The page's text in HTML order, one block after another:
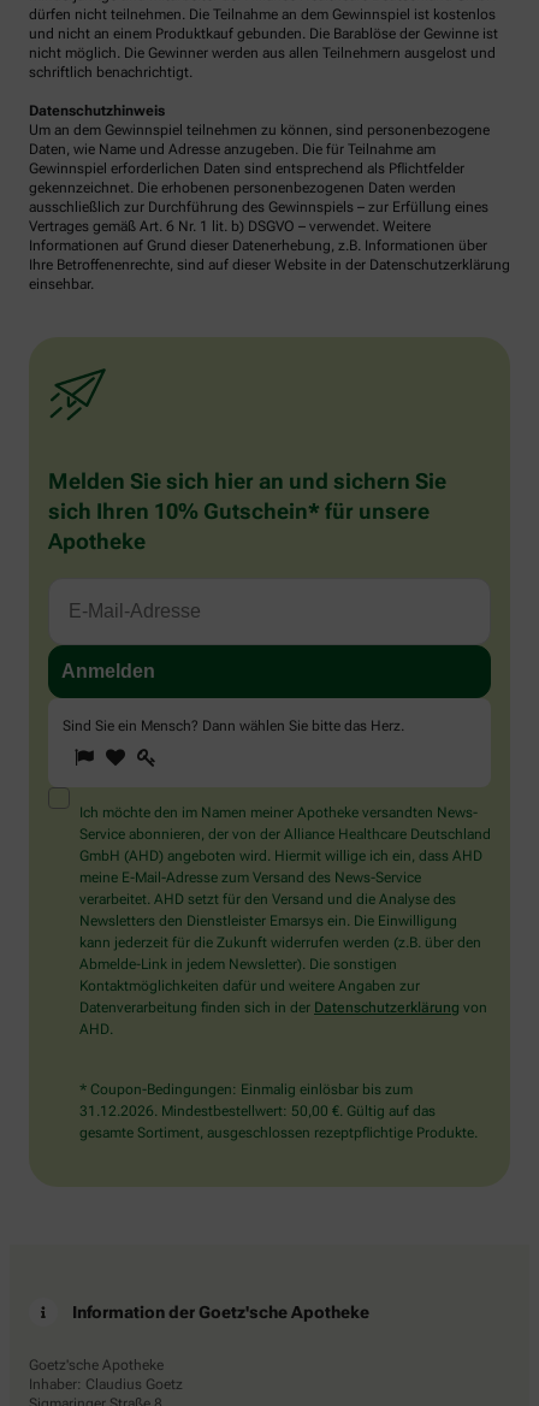
dürfen nicht teilnehmen. Die Teilnahme an dem Gewinnspiel ist kostenlos
und nicht an einem Produktkauf gebunden. Die Barablöse der Gewinne ist
nicht möglich. Die Gewinner werden aus allen Teilnehmern ausgelost und
schriftlich benachrichtigt.
Datenschutzhinweis
Um an dem Gewinnspiel teilnehmen zu können, sind personenbezogene
Daten, wie Name und Adresse anzugeben. Die für Teilnahme am
Gewinnspiel erforderlichen Daten sind entsprechend als Pflichtfelder
gekennzeichnet. Die erhobenen personenbezogenen Daten werden
ausschließlich zur Durchführung des Gewinnspiels – zur Erfüllung eines
Vertrages gemäß Art. 6 Nr. 1 lit. b) DSGVO – verwendet. Weitere
Informationen auf Grund dieser Datenerhebung, z.B. Informationen über
Ihre Betroffenenrechte, sind auf dieser Website in der Datenschutzerklärung
einsehbar.
Melden Sie sich hier an und sichern Sie
sich Ihren 10% Gutschein* für unsere
Apotheke
Sind Sie ein Mensch? Dann wählen Sie bitte das Herz.
Sind
Sie
ein
Mensch?
Dann
wählen
Sie
bitte
das
Herz.
1 2
Ich möchte den im Namen meiner Apotheke versandten News-
Service abonnieren, der von der Alliance Healthcare Deutschland
GmbH (AHD) angeboten wird. Hiermit willige ich ein, dass AHD
meine E-Mail-Adresse zum Versand des News-Service
verarbeitet. AHD setzt für den Versand und die Analyse des
Newsletters den Dienstleister Emarsys ein. Die Einwilligung
kann jederzeit für die Zukunft widerrufen werden (z.B. über den
Abmelde-Link in jedem Newsletter). Die sonstigen
Kontaktmöglichkeiten dafür und weitere Angaben zur
Datenverarbeitung finden sich in der Datenschutzerklärung von
AHD.
* Coupon-Bedingungen: Einmalig einlösbar bis zum
31.12.2026. Mindestbestellwert: 50,00 €. Gültig auf das
gesamte Sortiment, ausgeschlossen rezeptpflichtige Produkte.
Information der Goetz'sche Apotheke
Goetz'sche Apotheke
Inhaber: Claudius Goetz